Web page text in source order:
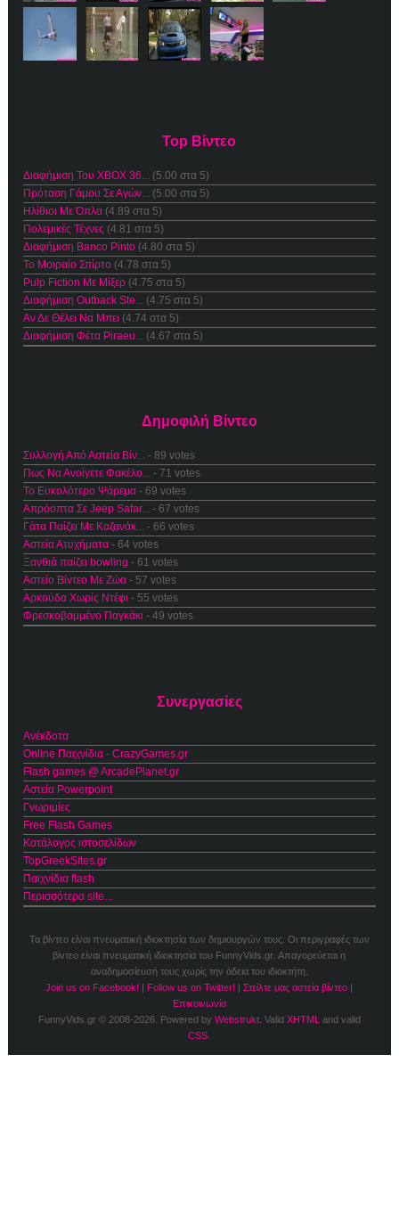
Top Βίντεο
Διαφήμιση Του XBOX 36...
(5.00 στα 5)
Πρόταση Γάμου Σε Αγών...
(5.00 στα 5)
Ηλίθιοι Με Όπλα (4.89 στα 5)
Πολεμικές Τέχνες (4.81 στα 5)
Διαφήμιση Banco Pinto (4.80 στα 5)
Το Μοιραίο Σπίρτο (4.78 στα 5)
Pulp Fiction Με Μίξερ (4.75 στα 5)
Διαφήμιση Outback Ste...
(4.75 στα 5)
Αν Δε Θέλει Να Μπει (4.74 στα 5)
Διαφήμιση Φέτα Piraeu...
(4.67 στα 5)
Δημοφιλή Βίντεο
Συλλογή Από Αστεία Βίν... - 89 votes
Πως Να Ανοίγετε Φακέλο... - 71 votes
Το Ευκολότερο Ψάρεμα - 69 votes
Απρόοπτα Σε Jeep Safar... - 67 votes
Γάτα Παίζει Με Καζανάκ... - 66 votes
Αστεία Ατυχήματα - 64 votes
Ξανθιά παίζει bowling - 61 votes
Αστείο Βίντεο Με Ζώα - 57 votes
Αρκούδα Χωρίς Ντέφι - 55 votes
Φρεσκοβαμμένο Παγκάκι - 49 votes
Συνεργασίες
Ανέκδοτα
Online Παιχνίδια - CrazyGames.gr
Flash games @ ArcadePlanet.gr
Αστεία Powerpoint
Γνωριμίες
Free Flash Games
Κατάλογος ιστοσελίδων
TopGreekSites.gr
Παιχνίδια flash
Περισσότερα site...
Τα βίντεο είναι πνευματική ιδιοκτησία των δημιουργών τους. Οι περιγραφές των
βίντεο είναι πνευματική ιδιοκτησία του FunnyVids.gr. Απαγορεύεται η
αναδημοσίευσή τους χωρίς την άδεια του ιδιοκτήτη.
Join us on Facebook! | Follow us on Twitter! |Στείλτε μας αστεία βίντεο |
Επικοινωνία
FunnyVids.gr © 2008-2026. Powered by Webstrukt. Valid XHTML and valid
CSS